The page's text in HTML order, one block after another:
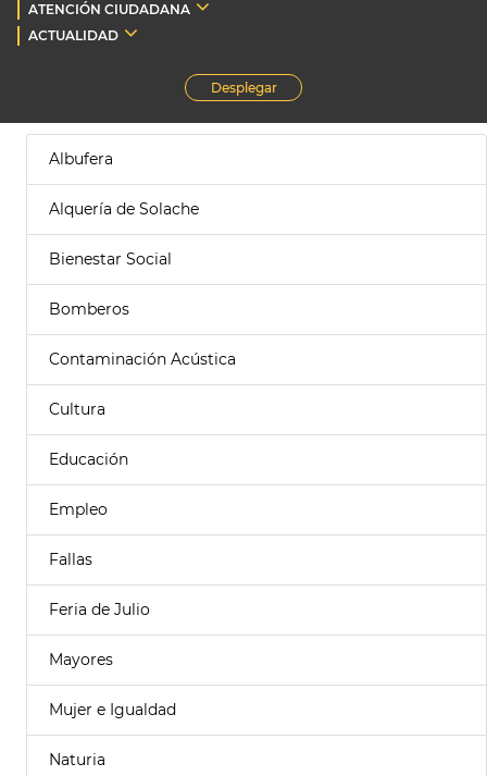
ATENCIÓN CIUDADANA
ACTUALIDAD
Desplegar
Albufera
Alquería de Solache
Bienestar Social
Bomberos
Contaminación Acústica
Cultura
Educación
Empleo
Fallas
Feria de Julio
Mayores
Mujer e Igualdad
Naturia